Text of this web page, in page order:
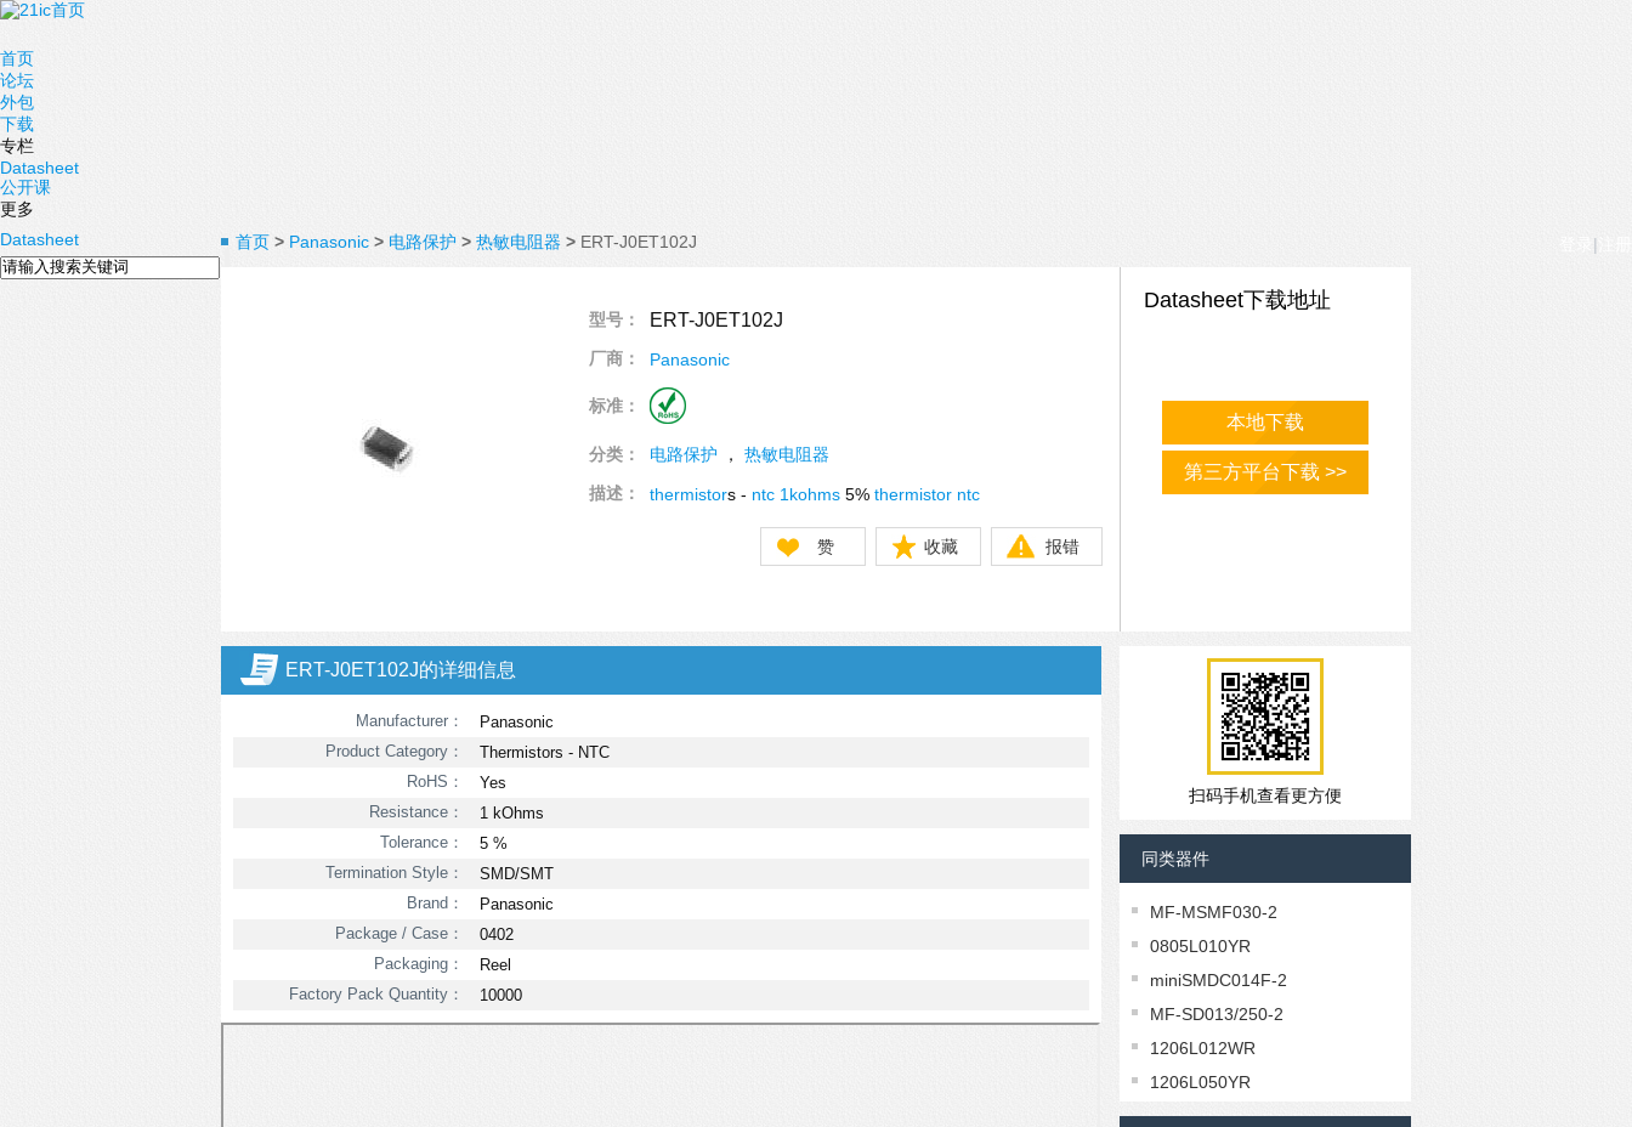
首页
论坛
外包
下载
专栏
Datasheet
公开课
更多
|
Datasheet 首页 > Panasonic > 电路保护 > 热敏电阻器 > ERT-J0ET102J
型号： ERT-J0ET102J
厂商： Panasonic
标准：
分类： 电路保护 ， 热敏电阻器
描述：
thermistors - ntc 1kohms 5% thermistor ntc
报错
收藏
赞
Datasheet下载地址
本地下载
第三方平台下载 >>
ERT-J0ET102J的详细信息
Manufacturer：
Panasonic
Product Category：
Thermistors - NTC
RoHS：
Yes
Resistance：
1 kOhms
Tolerance：
5 %
Termination Style：
SMD/SMT
Brand：
Panasonic
Package / Case：
0402
Packaging：
Reel
Factory Pack Quantity：
10000
扫码手机查看更方便
同类器件
MF-MSMF030-2
0805L010YR
miniSMDC014F-2
MF-SD013/250-2
1206L012WR
1206L050YR
NCP18XH103F03RB